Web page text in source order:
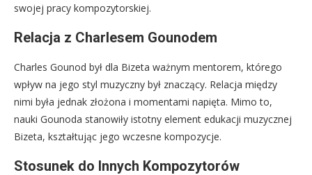
swojej pracy kompozytorskiej.
Relacja z Charlesem Gounodem
Charles Gounod był dla Bizeta ważnym mentorem, którego
wpływ na jego styl muzyczny był znaczący. Relacja między
nimi była jednak złożona i momentami napięta. Mimo to,
nauki Gounoda stanowiły istotny element edukacji muzycznej
Bizeta, kształtując jego wczesne kompozycje.
Stosunek do Innych Kompozytorów